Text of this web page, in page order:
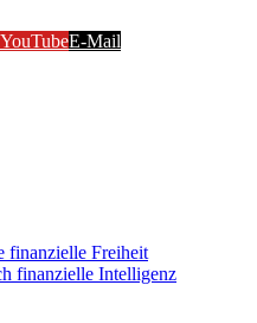
YouTubeE-Mail
finanzielle Freiheit
finanzielle Intelligenz